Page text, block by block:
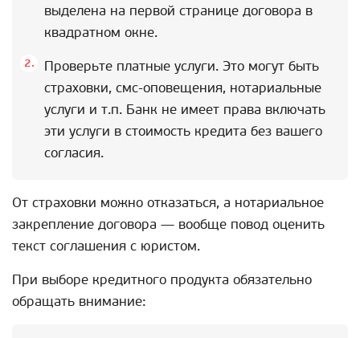
выделена на первой странице договора в
квадратном окне.
Проверьте платные услуги. Это могут быть
страховки, смс-оповещения, нотариальные
услуги и т.п. Банк не имеет права включать
эти услуги в стоимость кредита без вашего
согласия.
От страховки можно отказаться, а нотариальное
закрепление договора — вообще повод оценить
текст соглашения с юристом.
При выборе кредитного продукта обязательно
обращать внимание: